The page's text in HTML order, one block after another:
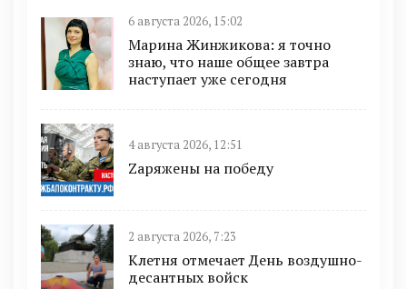
6 августа 2026, 15:02
Марина Жинжикова: я точно
знаю, что наше общее завтра
наступает уже сегодня
4 августа 2026, 12:51
Zаряжены на победу
2 августа 2026, 7:23
Клетня отмечает День воздушно-
десантных войск